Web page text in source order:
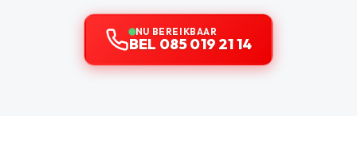
NU BEREIKBAAR
BEL 085 019 21 14